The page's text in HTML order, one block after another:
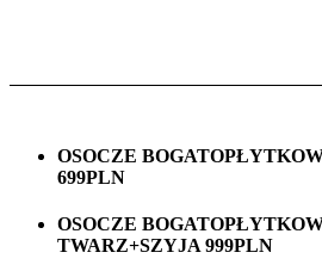
OSOCZE
699PLN
OSOCZE
TWARZ+SZYJA 999PLN